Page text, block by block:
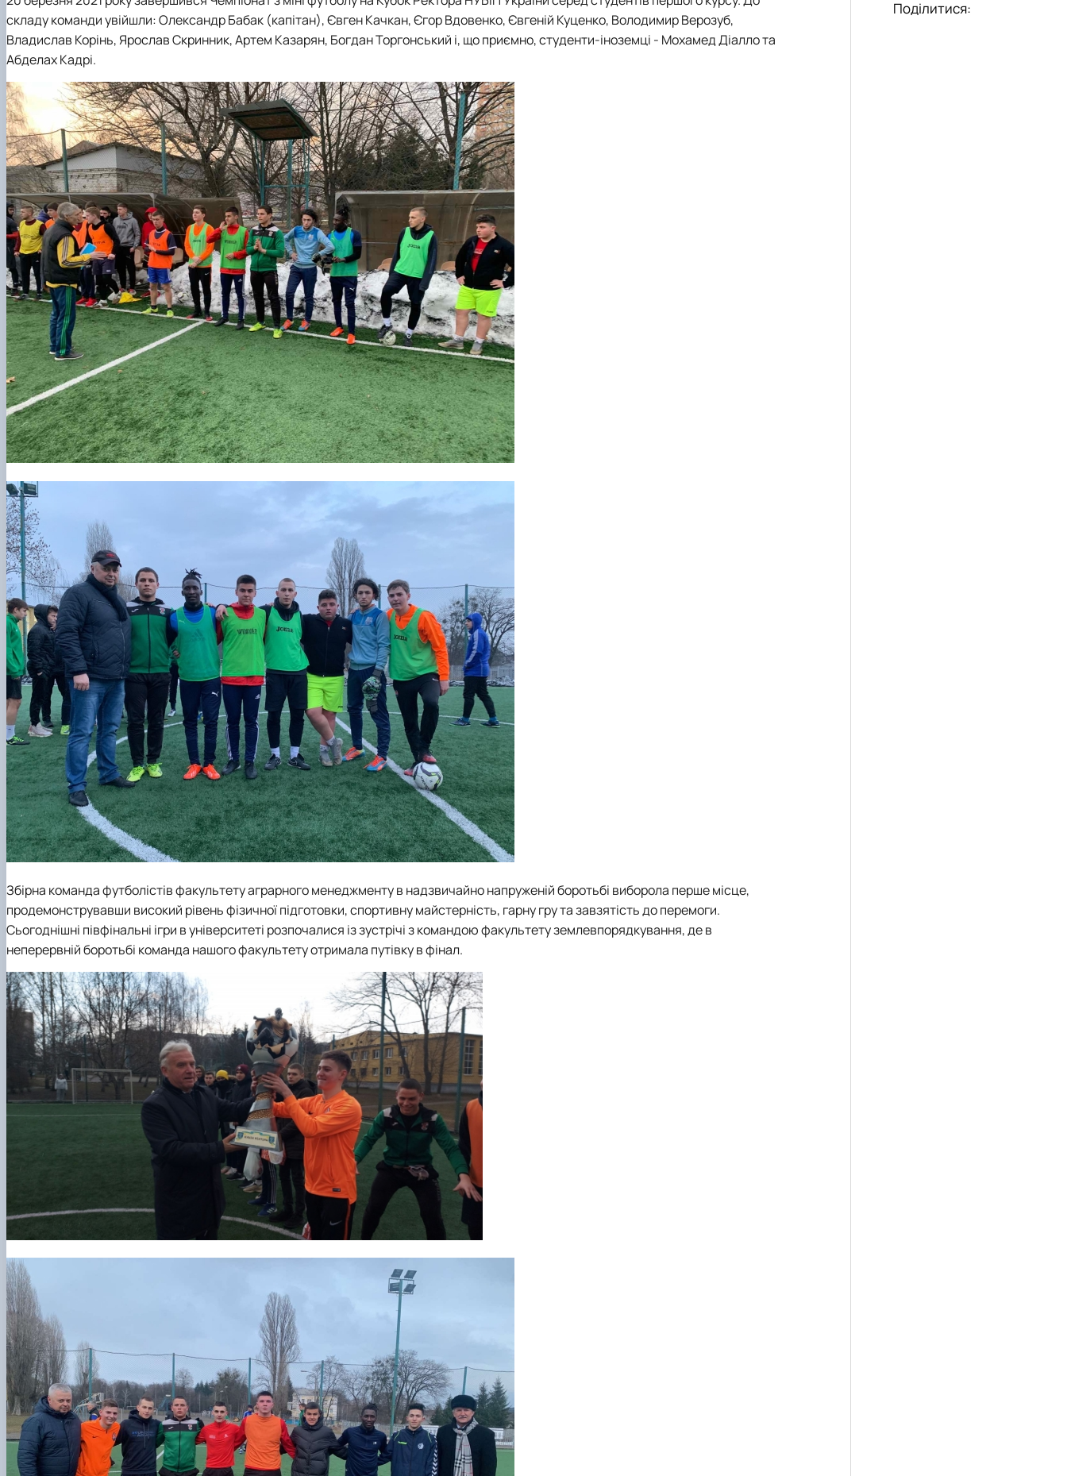
Сенат студентської організації факультету
Стипендія
складу команди увійшли: Олександр Бабак (капітан), Євген Качкан, Єгор Вдовенко, Євгеній Куценко, Володимир Верозуб,
Владислав Корінь, Ярослав Скринник, Артем Казарян, Богдан Торгонський і, що приємно, студенти-іноземці - Мохамед Діалло та
Абделах Кадрі.
Збірна команда футболістів факультету аграрного менеджменту в надзвичайно напруженій боротьбі виборола перше місце,
продемонструвавши високий рівень фізичної підготовки, спортивну майстерність, гарну гру та завзятість до перемоги.
Сьогоднішні півфінальні ігри в університеті розпочалися із зустрічі з командою факультету землевпорядкування, де в
неперервній боротьбі команда нашого факультету отримала путівку в фінал.
Поділитися: